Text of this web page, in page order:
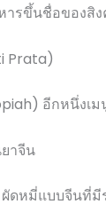
ารขึ้นชื่อของสิง
Prata)
อีกหนึ่งเ
าจีน
ดหมี่แบบจีนที่